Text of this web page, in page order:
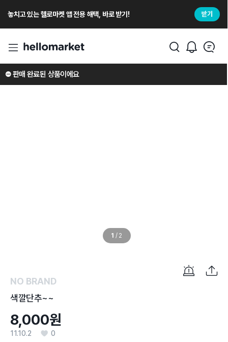
놓치고 있는 헬로마켓 앱 전용 해택, 바로 받기! 받기
1 / 2
⛔️ 판매 완료된 상품이에요
NO BRAND
색깔단추~~
8,000원
11.10.2 0